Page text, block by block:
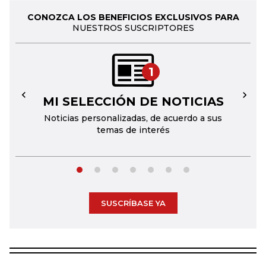
CONOZCA LOS BENEFICIOS EXCLUSIVOS PARA
NUESTROS SUSCRIPTORES
1
MI SELECCIÓN DE NOTICIAS
Noticias personalizadas, de acuerdo a sus
temas de interés
← →
SUSCRÍBASE YA